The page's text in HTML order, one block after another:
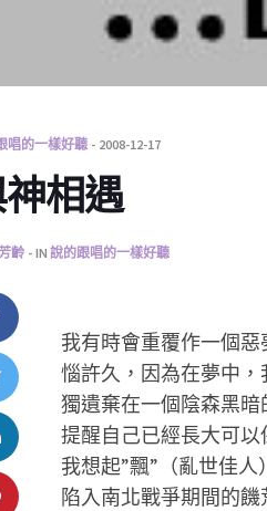
唱的一樣好聽 2008-12-17
相遇
齡 IN 說的跟唱的一樣好聽
我有時會重覆作一個
惱許久，因為在夢中
獨遺棄在一個陰森黑
提醒自己已經長大可
我想起”飄”（亂世佳
陷入南北戰爭期間的